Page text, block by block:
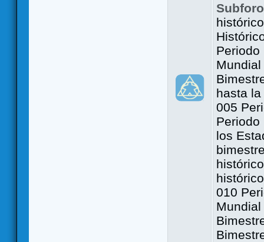
Periodo
hasta
005
Periodo
los
010